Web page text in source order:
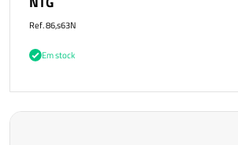
Ref. 86,s63N
Em stock